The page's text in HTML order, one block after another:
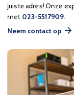
juiste adres! Onze
met 023-5517909.
Neem contact op